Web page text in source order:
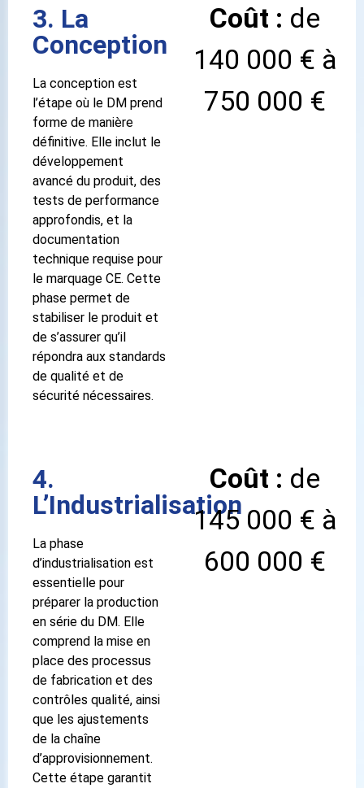
3. La
Conception
La conception est
l’étape où le DM prend
forme de manière
définitive. Elle inclut le
développement
avancé du produit, des
tests de performance
approfondis, et la
documentation
technique requise pour
le marquage CE. Cette
phase permet de
stabiliser le produit et
de s’assurer qu’il
répondra aux standards
de qualité et de
sécurité nécessaires.
Coût : de
140 000 € à
750 000 €
4.
L’Industrialisation
La phase
d’industrialisation est
essentielle pour
préparer la production
en série du DM. Elle
comprend la mise en
place des processus
de fabrication et des
contrôles qualité, ainsi
que les ajustements
de la chaîne
d’approvisionnement.
Cette étape garantit
Coût : de
145 000 € à
600 000 €